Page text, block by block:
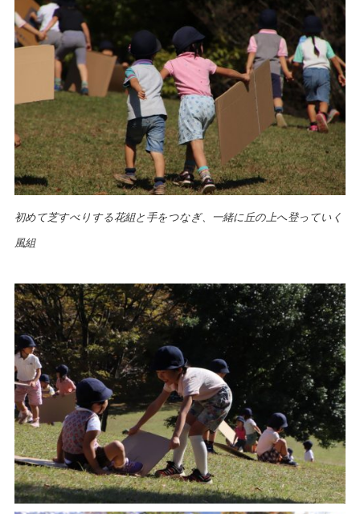
初めて芝すべりする花組と手をつなぎ、一緒に丘の上へ登っていく
風組